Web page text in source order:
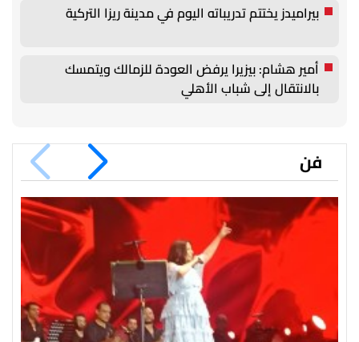
بيراميدز يختتم تدريباته اليوم في مدينة ريزا التركية
أمير هشام: بيزيرا يرفض العودة للزمالك ويتمسك
بالانتقال إلى شباب الأهلي
فن